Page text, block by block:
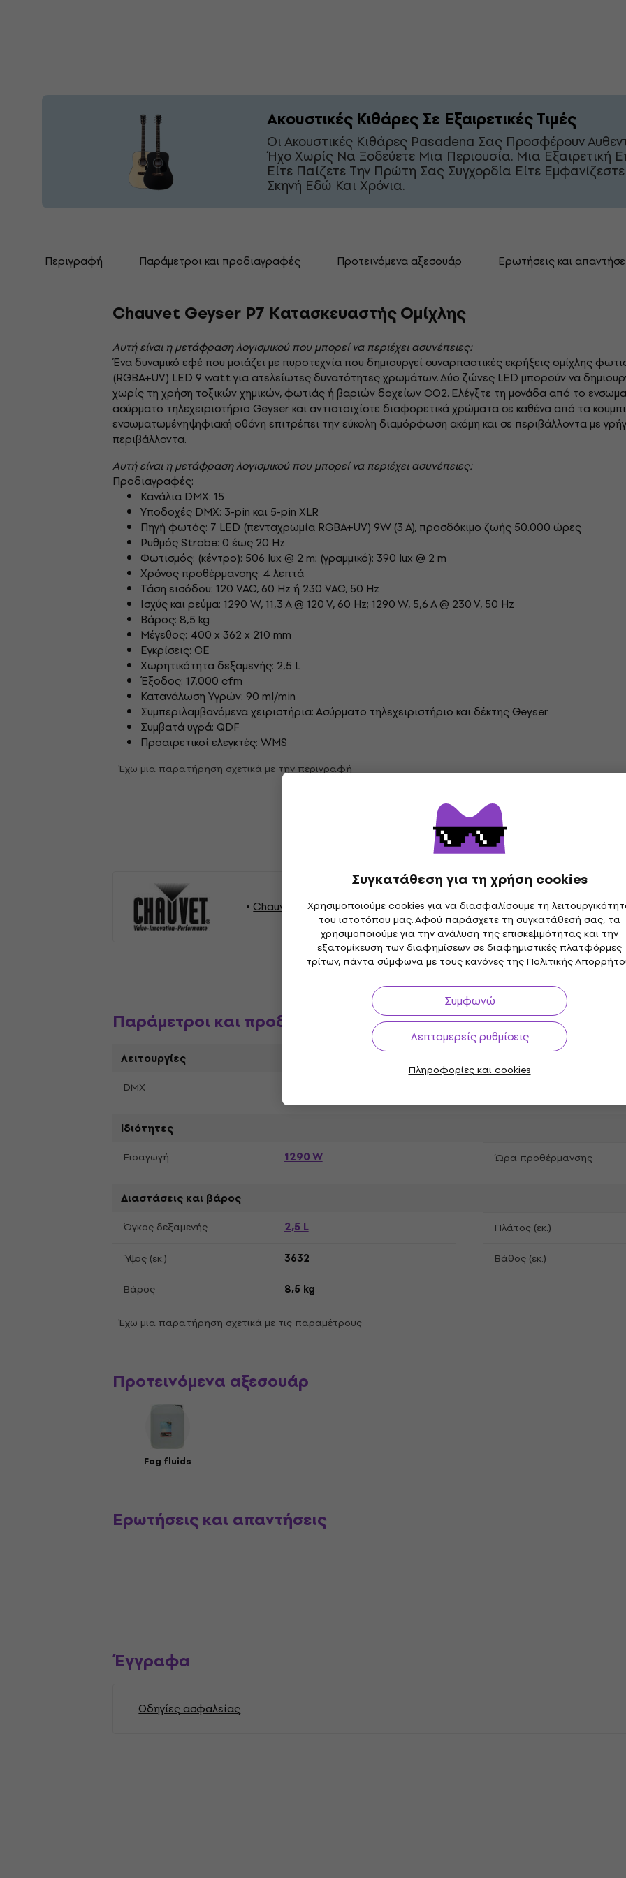
Συγκατάθεση για τη χρήση cookies
Χρησιμοποιούμε cookies για να διασφαλίσουμε τη
του ιστοτόπου μας. Αφού παράσχετε τη συγκατάθεσή σας, τα
χρησιμοποιούμε για την ανάλυση της επισκεψιμότητας και την
εξατομίκευση των διαφημίσεων σε διαφημιστικές πλατφόρμες
τρίτων, πάντα σύμφωνα με τους κανόνες τηςΠολιτικής
Συμφωνώ
Λεπτομερείς ρυθμίσεις
Πληροφορίες και cookies
Ακουστικές Κιθάρες Σε Εξαιρετικές Τιμές
Οι Ακουστικές Κιθάρες Pasadena Σας Προσφέρουν
Ήχο Χωρίς Να Ξοδεύετε Μια Περιουσία. Μια Εξαιρετική
Είτε Παίζετε Την Πρώτη Σας Συγχορδία Είτε
Σκηνή Εδώ Και Χρόνια.
Περιγραφή Παράμετροι και προδιαγραφές Προτεινόμενα αξεσουάρ Ερωτήσεις και
Chauvet Geyser P7 Κατασκευαστής Ομίχλης
Αυτή είναι η μετάφραση λογισμικού που μπορεί να περιέχει ασυνέπειες:
Ένα δυναμικό εφέ που μοιάζει με πυροτεχνία που δημιουργεί συναρπαστικές εκρήξεις ομίχλης
(RGBA+UV) LED 9 watt για ατελείωτες δυνατότητες χρωμάτων. Δύο ζώνες LED μπορούν να
χωρίς τη χρήση τοξικών χημικών, φωτιάς ή βαριών δοχείων CO2. Ελέγξτε τη μονάδα από το
ασύρματο τηλεχειριστήριο Geyser και αντιστοιχίστε διαφορετικά χρώματα σε καθένα από τα
ενσωματωμένη ψηφιακή οθόνη επιτρέπει την εύκολη διαμόρφωση ακόμη και σε περιβάλλοντα με
περιβάλλοντα.
Αυτή είναι η μετάφραση λογισμικού που μπορεί να περιέχει ασυνέπειες:
Προδιαγραφές:
Κανάλια DMX: 15
Υποδοχές DMX: 3-pin και 5-pin XLR
Πηγή φωτός: 7 LED (πενταχρωμία RGBA+UV) 9W (3 A), προσδόκιμο ζωής 50.000 ώρες
Ρυθμός Strobe: 0 έως 20 Hz
Φωτισμός: (κέντρο): 506 lux @ 2 m; (γραμμικό): 390 lux @ 2 m
Χρόνος προθέρμανσης: 4 λεπτά
Τάση εισόδου: 120 VAC, 60 Hz ή 230 VAC, 50 Hz
Ισχύς και ρεύμα: 1290 W, 11,3 A @ 120 V, 60 Hz; 1290 W, 5,6 A @ 230 V, 50 Hz
Βάρος: 8,5 kg
Μέγεθος: 400 x 362 x 210 mm
Εγκρίσεις: CE
Χωρητικότητα δεξαμενής: 2,5 L
Έξοδος: 17.000 cfm
Κατανάλωση Υγρών: 90 ml/min
Συμπεριλαμβανόμενα χειριστήρια: Ασύρματο τηλεχειριστήριο και δέκτης Geyser
Συμβατά υγρά: QDF
Προαιρετικοί ελεγκτές: WMS
Έχω μια παρατήρηση σχετικά με την περιγραφή
Chauvet Φωτισμός Chauvet Μηχανές εφέ και αξεσουάρ
Παράμετροι και προδιαγραφές
Λειτουργίες
DMX
Ιδιότητες
Εισαγωγή 1290 W Ώρα προθέρμανσης
Διαστάσεις και βάρος
Όγκος δεξαμενής 2,5 L
Πλάτος (εκ.)
Ύψος (εκ.)
3632
Βάθος (εκ.)
Βάρος
8,5 kg
Έχω μια παρατήρηση σχετικά με τις παραμέτρους
Προτεινόμενα αξεσουάρ
Fog fluids
Ερωτήσεις και απαντήσεις
Έγγραφα
Οδηγίες ασφαλείας